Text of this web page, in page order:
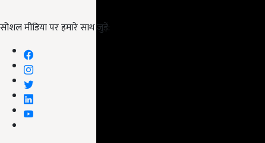
सोशल मीडिया पर हमारे साथ जुड़ें: